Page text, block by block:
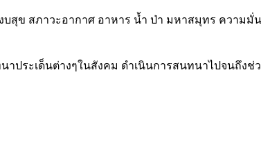
สุข สภาวะอากาศ อาหาร น้ำ ป่า มหาสมุทร ความมั่
ประเด็นต่างๆในสังคม ดำเนินการสนทนาไปจนถึง